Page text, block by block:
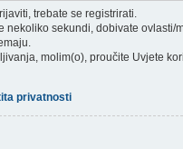
trebate se registrirati.
nekoliko sekundi, dobivate ovlasti/
molim(o), proučite Uvjete
privatnosti